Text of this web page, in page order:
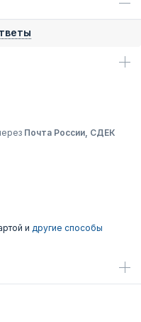
Почта России, СДЕК
и другие способы